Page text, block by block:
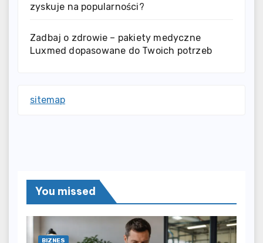
zyskuje na popularności?
Zadbaj o zdrowie – pakiety medyczne
Luxmed dopasowane do Twoich potrzeb
sitemap
You missed
BIZNES